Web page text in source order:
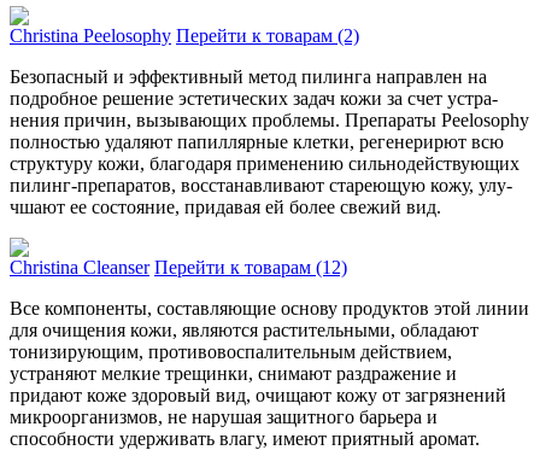
Christina Peelosophy Перейти к товарам (2)
Безопасный и эффе­ктивный метод пилинга напра­влен на
подробное решение эсте­тических задач кожи за счет устра­
нения причин, вызывающих про­блемы. Препараты Peelosophy
полно­стью удаляют папиллярные клетки, реге­нерирют всю
структуру кожи, благода­ря применению сильнодейству­ющих
пилинг-препаратов, восста­навливают стареющую кожу, улу­
чшают ее состояние, придавая ей более свежий вид.
Christina Cleanser Перейти к товарам (12)
Все компоненты, составляющие основу продуктов этой линии
для очищения кожи, являются растительными, обладают
тонизирующим, противовоспалительным действием,
устраняют мелкие трещинки, снимают раздражение и
придают коже здоровый вид, очищают кожу от загрязнений
микроорганизмов, не нарушая защитного барьера и
способности удерживать влагу, имеют приятный аромат.